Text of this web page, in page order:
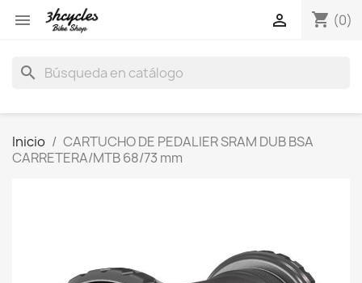
 shopping_cart (0)

search
Inicio
CARTUCHO DE PEDALIER SRAM DUB BSA
CARRETERA/MTB 68/73 mm